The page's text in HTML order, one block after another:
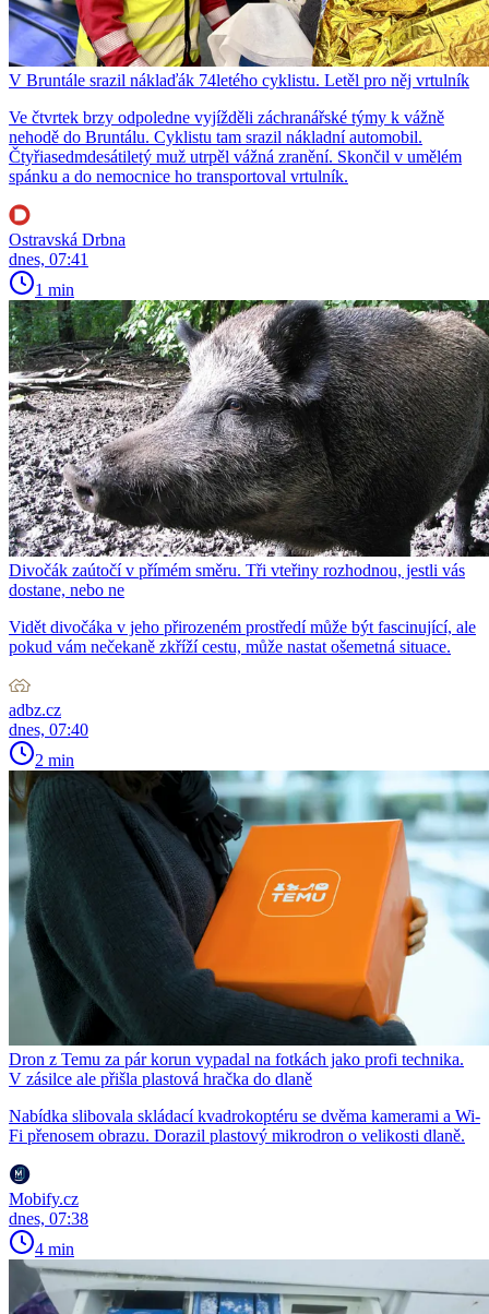
V Bruntále srazil náklaďák 74letého cyklistu. Letěl pro něj vrtulník
Ve čtvrtek brzy odpoledne vyjížděli záchranářské týmy k vážně
nehodě do Bruntálu. Cyklistu tam srazil nákladní automobil.
Čtyřiasedmdesátiletý muž utrpěl vážná zranění. Skončil v umělém
spánku a do nemocnice ho transportoval vrtulník.
Ostravská Drbna
dnes, 07:41
1 min
Divočák zaútočí v přímém směru. Tři vteřiny rozhodnou, jestli vás
dostane, nebo ne
Vidět divočáka v jeho přirozeném prostředí může být fascinující, ale
pokud vám nečekaně zkříží cestu, může nastat ošemetná situace.
adbz.cz
dnes, 07:40
2 min
Dron z Temu za pár korun vypadal na fotkách jako profi technika.
V zásilce ale přišla plastová hračka do dlaně
Nabídka slibovala skládací kvadrokoptéru se dvěma kamerami a Wi-
Fi přenosem obrazu. Dorazil plastový mikrodron o velikosti dlaně.
Mobify.cz
dnes, 07:38
4 min